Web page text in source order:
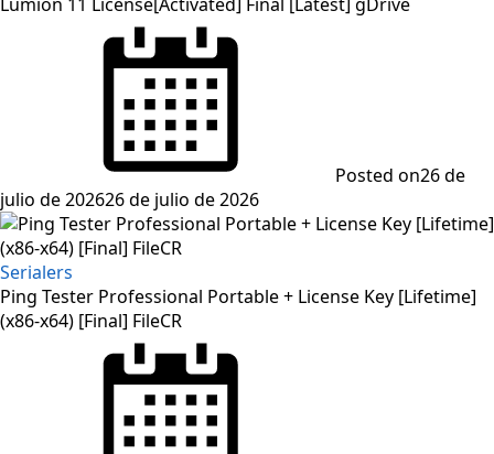
Posted on26 de
julio de 202626 de julio de 2026
Serialers
Ping Tester Professional Portable + License Key [Lifetime]
(x86-x64) [Final] FileCR